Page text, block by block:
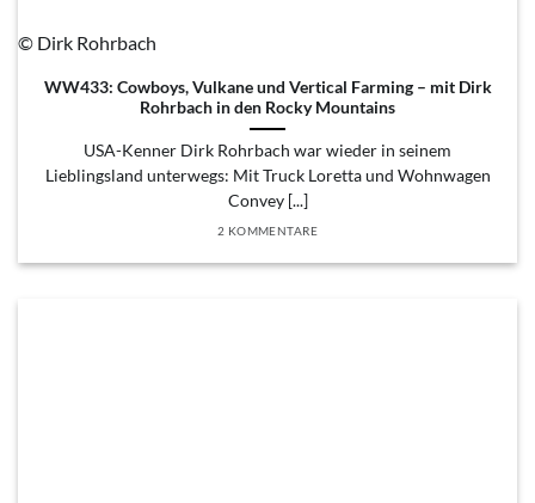
© Dirk Rohrbach
WW433: Cowboys, Vulkane und Vertical Farming – mit Dirk
Rohrbach in den Rocky Mountains
USA-Kenner Dirk Rohrbach war wieder in seinem
Lieblingsland unterwegs: Mit Truck Loretta und Wohnwagen
Convey [...]
2 KOMMENTARE